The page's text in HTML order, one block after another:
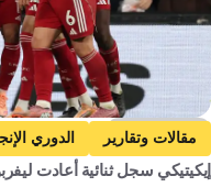
Getty Images
مقالات وتقارير الدوري
ليفربول
برايتون
إيكيتيكي سجل ثنائية أعادت